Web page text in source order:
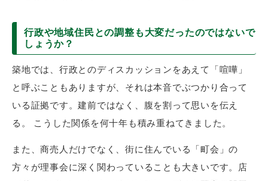
行政や地域住民との調整も大変だったのではないで
しょうか？
築地では、行政とのディスカッションをあえて「喧嘩」
と呼ぶこともありますが、それは本音でぶつかり合って
いる証拠です。建前ではなく、腹を割って思いを伝え
る。 こうした関係を何十年も積み重ねてきました。
また、商売人だけでなく、街に住んでいる「町会」の
方々が理事会に深く関わっていることも大きいです。店